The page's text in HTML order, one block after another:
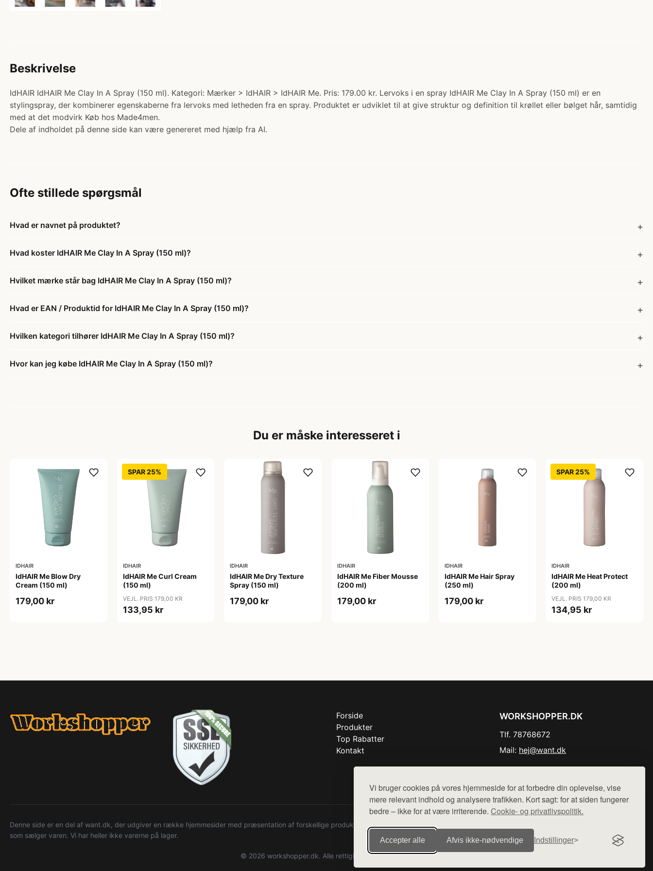
Vi bruger cookies på vores hjemmeside for at forbedre din oplevelse, vise
mere relevant indhold og analysere trafikken. Kort sagt: for at siden fungerer
bedre – ikke for at være irriterende. Cookie- og privatlivspolitik.
Accepter alle Afvis ikke‑nødvendige Indstillinger
Beskrivelse
IdHAIR IdHAIR Me Clay In A Spray (150 ml). Kategori: Mærker > IdHAIR > IdHAIR Me. Pris: 179.00 kr. Lervoks i en spray IdHAIR Me Clay In A Spray (150 ml) er en
stylingspray, der kombinerer egenskaberne fra lervoks med letheden fra en spray. Produktet er udviklet til at give struktur og definition til krøllet eller bølget hår, samtidig
med at det modvirk Køb hos Made4men.
Dele af indholdet på denne side kan være genereret med hjælp fra AI.
Ofte stillede spørgsmål
Hvad er navnet på produktet?
Hvad koster IdHAIR Me Clay In A Spray (150 ml)?
Hvilket mærke står bag IdHAIR Me Clay In A Spray (150 ml)?
Hvad er EAN / Produktid for IdHAIR Me Clay In A Spray (150 ml)?
Hvilken kategori tilhører IdHAIR Me Clay In A Spray (150 ml)?
Hvor kan jeg købe IdHAIR Me Clay In A Spray (150 ml)?
Du er måske interesseret i
IDHAIR
IdHAIR Me Blow Dry
Cream (150 ml)
179,00 kr
SPAR 25%
IDHAIR
IdHAIR Me Curl Cream
(150 ml)
VEJL. PRIS 179,00 KR
133,95 kr
IDHAIR
IdHAIR Me Dry Texture
Spray (150 ml)
179,00 kr
IDHAIR
IdHAIR Me Fiber Mousse
(200 ml)
179,00 kr
IDHAIR
IdHAIR Me Hair Spray
(250 ml)
179,00 kr
SPAR 25%
IDHAIR
IdHAIR Me Heat Protect
(200 ml)
VEJL. PRIS 179,00 KR
134,95 kr
Forside
Produkter
Top Rabatter
Kontakt
WORKSHOPPER.DK
Tlf. 78768672
Mail: hej@want.dk
Denne side er en del af want.dk, der udgiver en række hjemmesider med præsentation af forskellige produkter fra diverse webshops. Der sælges ikke varer fra denne side - vi henviser til de shops,
som sælger varen. Vi har heller ikke varerne på lager.
© 2026 workshopper.dk. Alle rettigheder forbeholdes.